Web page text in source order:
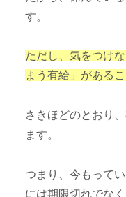
す。
ただし、気をつけ
まう有給」があるこ
さきほどのとおり
ます。
つまり、今もって
には期限切れでな